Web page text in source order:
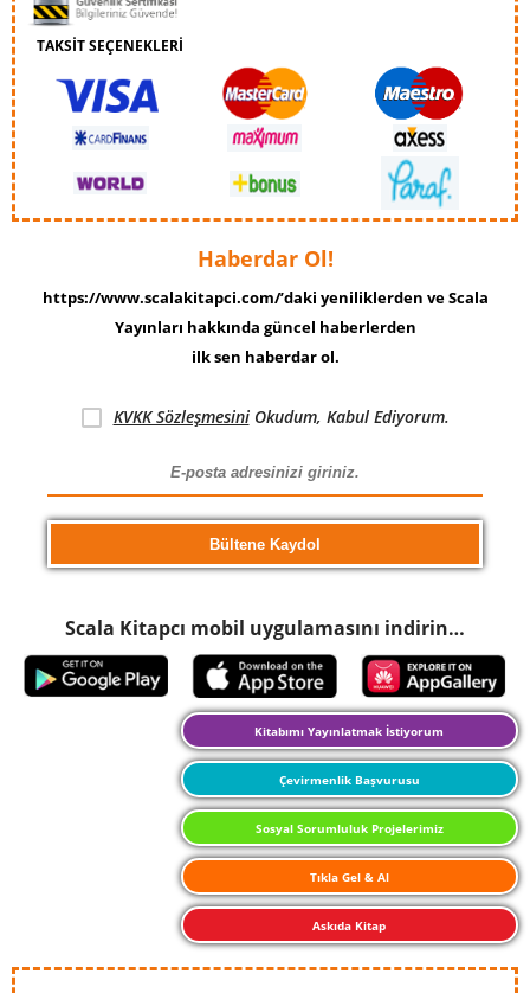
TAKSİT SEÇENEKLERİ
Haberdar Ol!
https://www.scalakitapci.com/’daki yeniliklerden ve Scala
Yayınları hakkında güncel haberlerden
ilk sen haberdar ol.
KVKK SözleşmesiniOkudum, Kabul Ediyorum.
Scala Kitapcı mobil uygulamasını indirin…
Kitabımı Yayınlatmak İstiyorum
Çevirmenlik Başvurusu
Sosyal Sorumluluk Projelerimiz
Tıkla Gel & Al
Askıda Kitap